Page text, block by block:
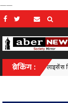
——
ब्रेकिंग :
का लाइसेंस निलंबित